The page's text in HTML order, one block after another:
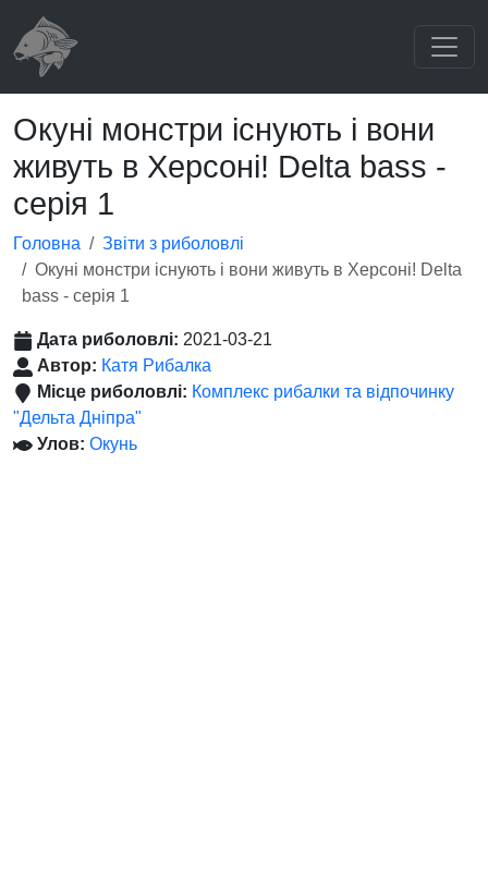
Окуні монстри існують і вони
живуть в Херсоні! Delta bass -
серія 1
Головна
Звіти з риболовлі
Окуні монстри існують і вони живуть в Херсоні! Delta
bass - серія 1
Дата риболовлі: 2021-03-21
Автор: Катя Рибалка
Місце риболовлі: Комплекс рибалки та відпочинку
"Дельта Дніпра"
Улов: Окунь